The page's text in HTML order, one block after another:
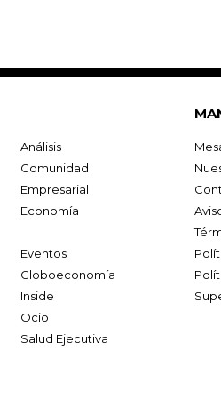
Análisis
Comunidad
Empresarial
Economía
Eventos
Globoeconomía
Inside
Ocio
Salud Ejecutiva